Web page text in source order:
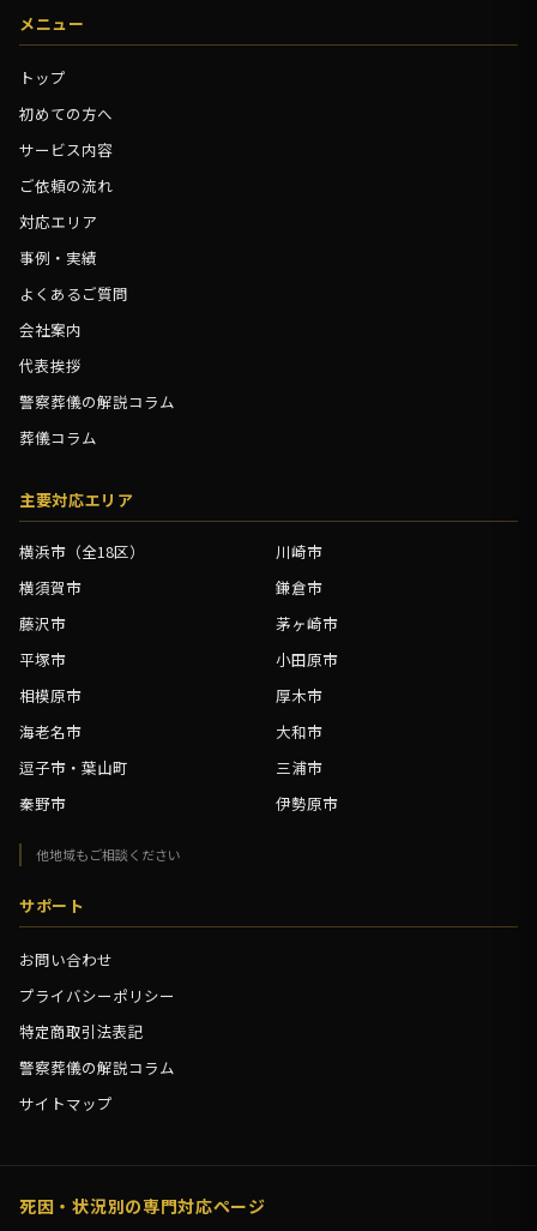
メニュー
トップ
初めての方へ
サービス内容
ご依頼の流れ
対応エリア
事例・実績
よくあるご質問
会社案内
代表挨拶
警察葬儀の解説コラム
葬儀コラム
主要対応エリア
横浜市（全18区）
川崎市
横須賀市
鎌倉市
藤沢市
茅ヶ崎市
平塚市
小田原市
相模原市
厚木市
海老名市
大和市
逗子市・葉山町
三浦市
秦野市
伊勢原市
他地域もご相談ください
サポート
お問い合わせ
プライバシーポリシー
特定商取引法表記
警察葬儀の解説コラム
サイトマップ
死因・状況別の専門対応ページ